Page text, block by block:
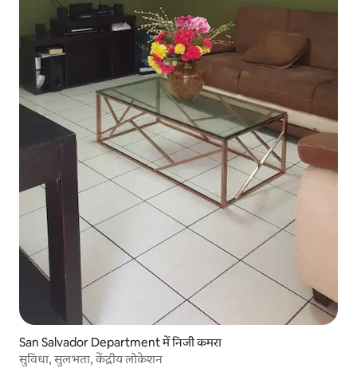
San Salvador Department में निजी कमरा
सुविधा, सुलभता, केंद्रीय लोकेशन